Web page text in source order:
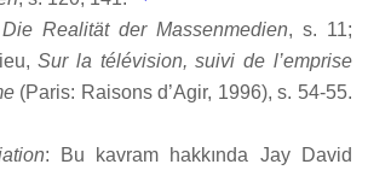
Die Realität der Massenmedien, s. 11;
Sur la télévision, suivi de l’emprise
(Paris: Raisons d’Agir, 1996), s. 54-55.
: Bu kavram hakkında Jay David